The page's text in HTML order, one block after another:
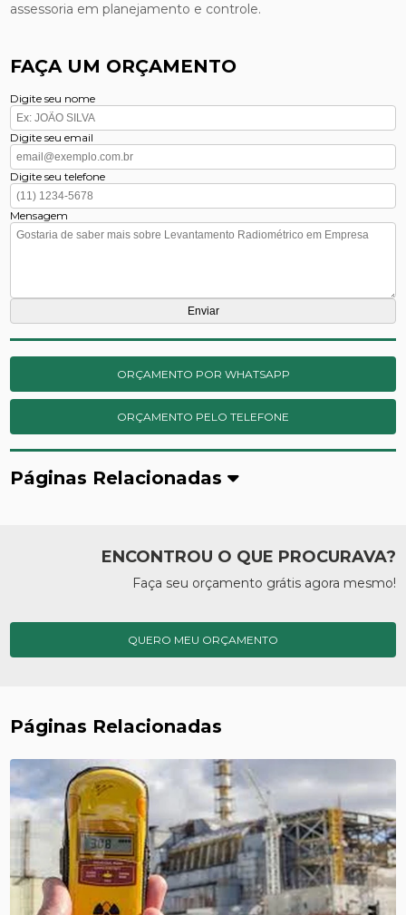
assessoria em planejamento e controle.
FAÇA UM ORÇAMENTO
Digite seu nome
Digite seu email
Digite seu telefone
Mensagem
ORÇAMENTO POR WHATSAPP
ORÇAMENTO PELO TELEFONE
Páginas Relacionadas
ENCONTROU O QUE PROCURAVA?
Faça seu orçamento grátis agora mesmo!
QUERO MEU ORÇAMENTO
Páginas Relacionadas